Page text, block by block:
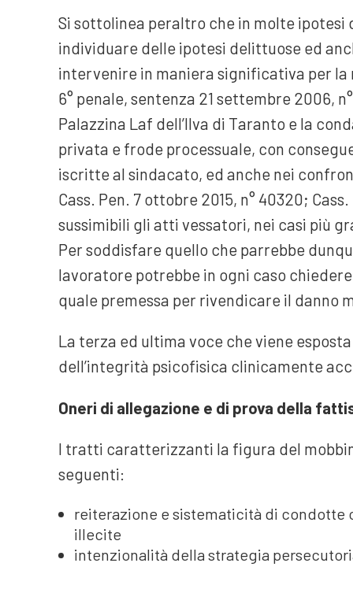
Si sottolinea peraltro che in molte
individuare delle ipotesi delittuose ed
intervenire in maniera significativa per la
6° penale, sentenza 21 settembre 2006,
Palazzina Laf dell’Ilva di Taranto e la
privata e frode processuale, con
iscritte al sindacato, ed anche nei
Cass. Pen. 7 ottobre 2015, n° 40320;
sussimibili gli atti vessatori, nei casi più
Per soddisfare quello che parrebbe
lavoratore potrebbe in ogni caso
quale premessa per rivendicare il danno
La terza ed ultima voce che viene
dell’integrità psicofisica clinicamente
Oneri di allegazione e di prova della
I tratti caratterizzanti la figura del
seguenti:
reiterazione e sistematicità di condotte
illecite
intenzionalità della strategia